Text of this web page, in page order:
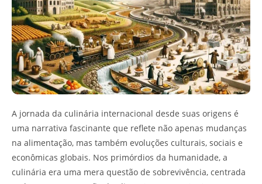
A jornada da culinária internacional desde suas origens é
uma narrativa fascinante que reflete não apenas mudanças
na alimentação, mas também evoluções culturais, sociais e
econômicas globais. Nos primórdios da humanidade, a
culinária era uma mera questão de sobrevivência, centrada